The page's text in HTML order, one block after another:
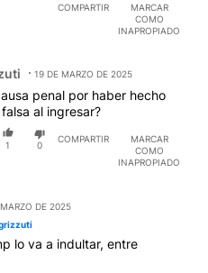
COMPARTIR
MARCAR
COMO
INAPROPIADO
grizzuti.
19 DE MARZO DE 2025
penal por haber hecho
al ingresar?
1 0
COMPARTIR
MARCAR
COMO
INAPROPIADO
DE 2025
lo va a indultar, entre